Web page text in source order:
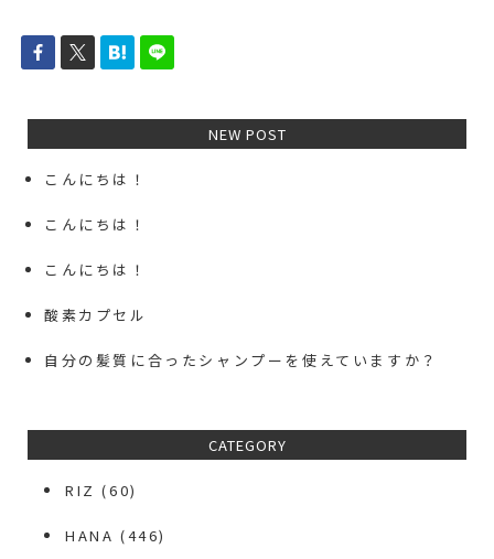
NEW POST
こんにちは！
こんにちは！
こんにちは！
酸素カプセル
自分の髪質に合ったシャンプーを使えていますか？
CATEGORY
RIZ (60)
HANA (446)